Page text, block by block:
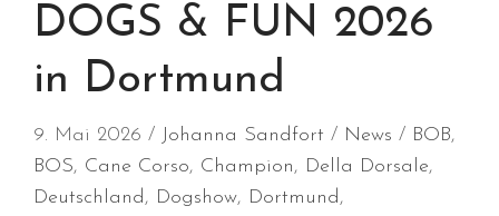
Juni 2024
Mai 2024
April 2024
März 2024
Januar 2024
Dezember 2023
DOGS & FUN 2026
in Dortmund
9. Mai 2026 Johanna Sandfort News BOB,
BOS, Cane Corso, Champion, Della Dorsale,
Deutschland, Dogshow, Dortmund,